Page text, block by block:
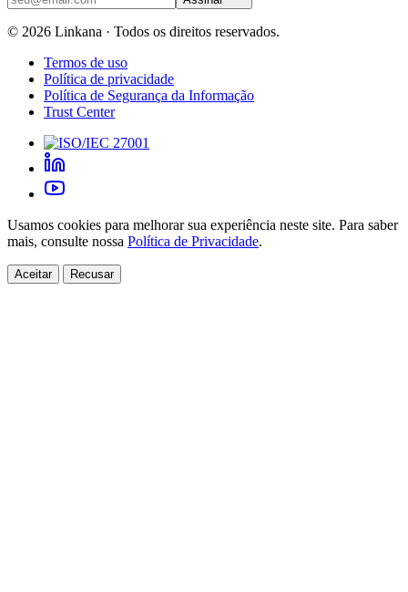
© 2026 Linkana · Todos os direitos reservados.
Termos de uso
Política de privacidade
Política de Segurança da Informação
Trust Center
Usamos cookies para melhorar sua experiência neste site. Para saber
mais, consulte nossa Política de Privacidade.
Aceitar Recusar